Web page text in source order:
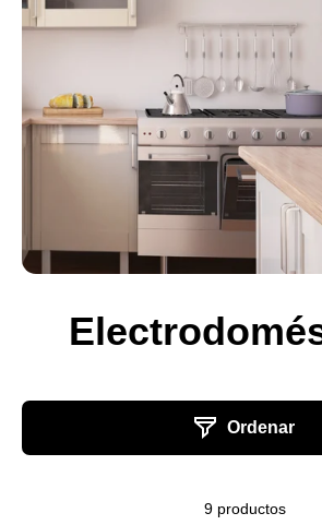
Ordenar
9 productos